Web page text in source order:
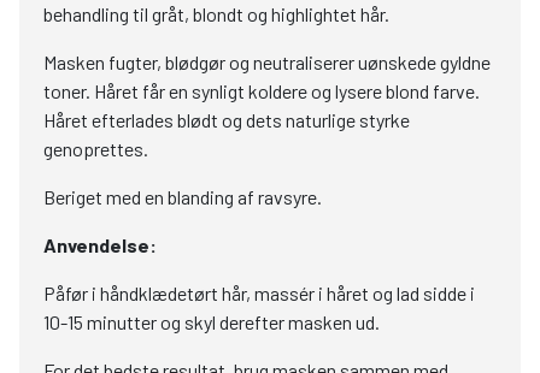
behandling til gråt, blondt og highlightet hår.
Masken fugter, blødgør og neutraliserer uønskede gyldne
toner. Håret får en synligt koldere og lysere blond farve.
Håret efterlades blødt og dets naturlige styrke
genoprettes.
Beriget med en blanding af ravsyre.
Anvendelse:
Påfør i håndklædetørt hår, massér i håret og lad sidde i
10-15 minutter og skyl derefter masken ud.